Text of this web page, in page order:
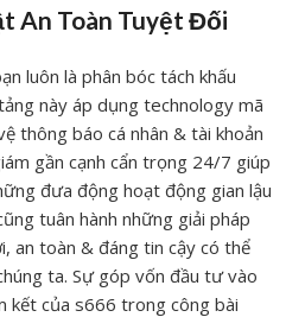
An Toàn Tuyệt Đối
luôn là phân bóc tách khấu
này áp dụng technology mã
thông báo cá nhân & tài khoản
gần cạnh cẩn trọng 24/7 giúp
đưa động hoạt động gian lậu
tuân hành những giải pháp
an toàn & đáng tin cậy có thể
ta. Sự góp vốn đầu tư vào
kết của s666 trong công bài